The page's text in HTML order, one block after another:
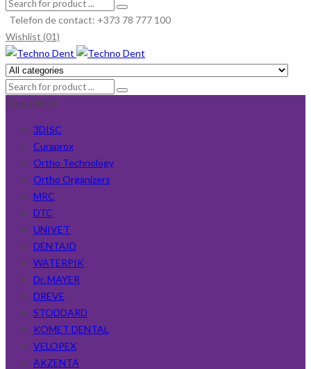
Telefon de contact: +373 78 777 100
Wishlist (01)
Producători
3DISC
Curaprox
Ortho Technology
Ortho Organizers
MRC
DTC
UNIVET
DENTAID
WATERPIK
Dr. MAYER
DREVE
STODDARD
KOMET DENTAL
VELOPEX
AKZENTA